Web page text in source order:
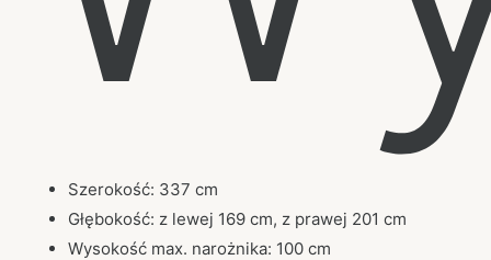
Szerokość: 337 cm
Głębokość: z lewej 169 cm, z prawej 201 cm
Wysokość max. narożnika: 100 cm